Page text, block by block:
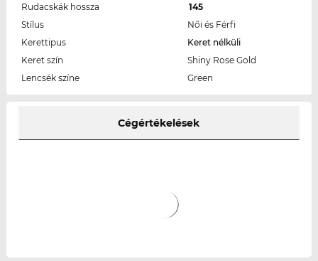
Rudacskák hossza
145
Stílus
Női és Férfi
Kerettipus
Keret nélküli
Keret szín
Shiny Rose Gold
Lencsék színe
Green
Cégértékelések